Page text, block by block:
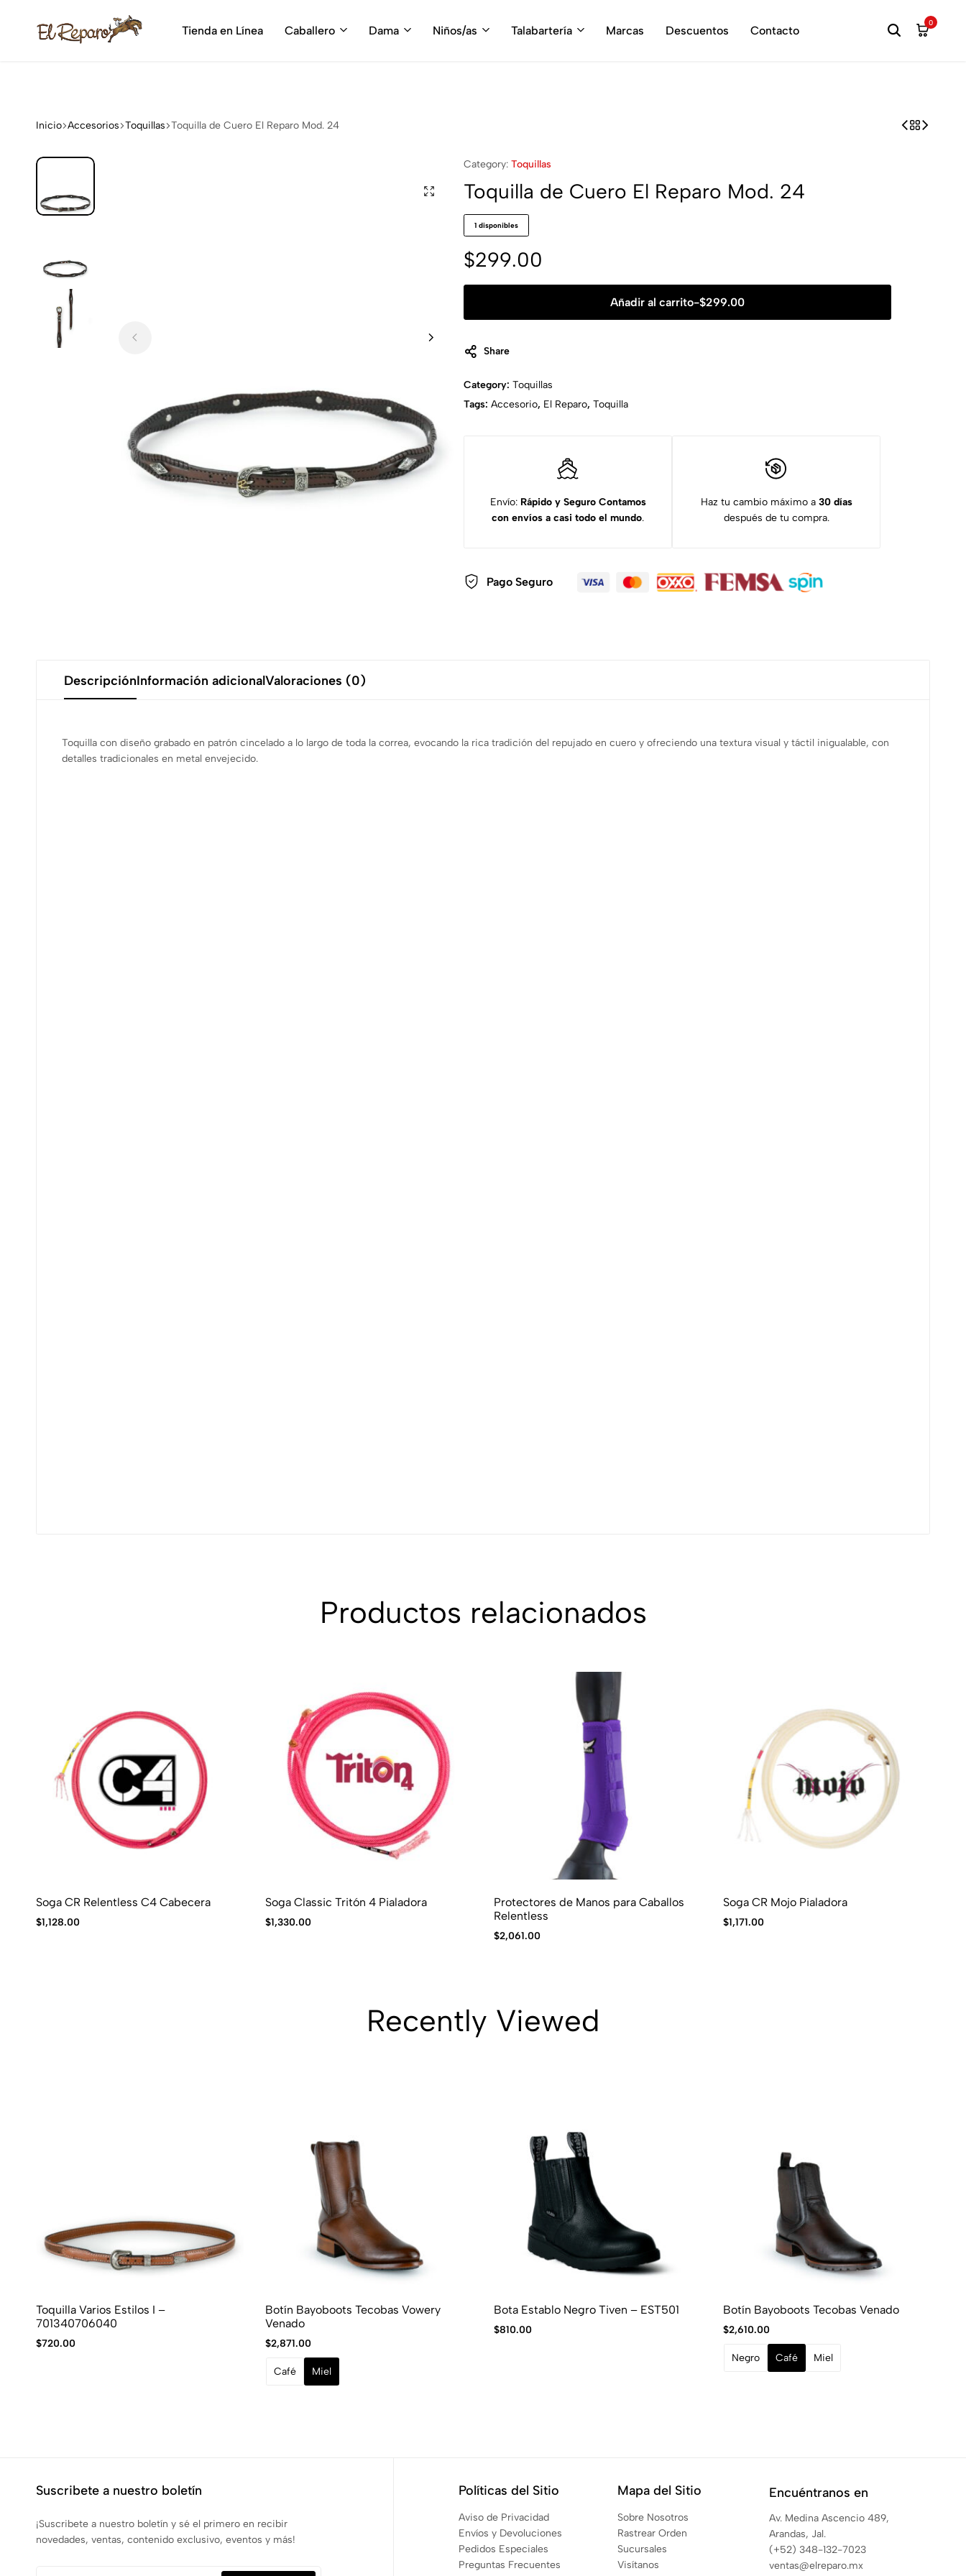
de
Tienda en Línea Caballero Dama Niños/as Talabartería Marcas Descuentos Contacto
0
Inicio Accesorios Toquillas Toquilla de Cuero El Reparo Mod. 24
Category: Toquillas
Toquilla de Cuero El Reparo Mod. 24
1 disponibles
$299.00
Añadir al carrito-$299.00
Share
Category: Toquillas
Tags: Accesorio, El Reparo, Toquilla
Envío: Rápido y Seguro Contamos
con envíos a casi todo el mundo.
Haz tu cambio máximo a 30 días
después de tu compra.
Pago Seguro
DescripciónInformación adicionalValoraciones (0)
Toquilla con diseño grabado en patrón cincelado a lo largo de toda la correa, evocando la rica tradición del repujado en cuero y ofreciendo una textura visual y táctil inigualable, con
detalles tradicionales en metal envejecido.
Productos relacionados
Soga CR Relentless C4 Cabecera
$1,128.00
Soga Classic Tritón 4 Pialadora
$1,330.00
Protectores de Manos para Caballos
Relentless
$2,061.00
Soga CR Mojo Pialadora
$1,171.00
Recently Viewed
Toquilla Varios Estilos I –
701340706040
$720.00
Botín Bayoboots Tecobas Vowery
Venado
$2,871.00
Café Miel
Bota Establo Negro Tiven – EST501
$810.00
Botín Bayoboots Tecobas Venado
$2,610.00
Negro Café Miel
Suscribete a nuestro boletín
¡Suscribete a nuestro boletín y sé el primero en recibir
novedades, ventas, contenido exclusivo, eventos y más!
Políticas del Sitio
Aviso de Privacidad
Envíos y Devoluciones
Pedidos Especiales
Preguntas Frecuentes
Mapa del Sitio
Sobre Nosotros
Rastrear Orden
Sucursales
Visítanos
Encuéntranos en
Av. Medina Ascencio 489,
Arandas, Jal.
(+52) 348-132-7023
ventas@elreparo.mx